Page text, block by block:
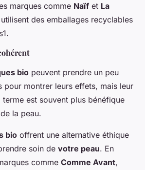
marques comme Naïf et La
des emballages recyclables
bio peuvent prendre un peu
pour montrer leurs effets, mais leur
est souvent plus bénéfique
la peau.
bio offrent une alternative éthique
soin de votre peau. En
comme Comme Avant,